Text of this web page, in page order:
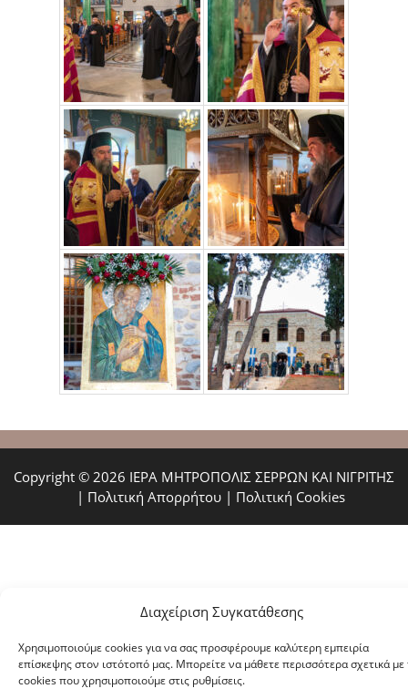
Διαχείριση Συγκατάθεσης
Χρησιμοποιούμε cookies για να σας προσφέρουμε καλύτερη εμπειρία
επίσκεψης στον ιστότοπό μας. Μπορείτε να μάθετε περισσότερα σχετικά με
cookies που χρησιμοποιούμε στις ρυθμίσεις.
Copyright © 2026 ΙΕΡΑ ΜΗΤΡΟΠΟΛΙΣ ΣΕΡΡΩΝ ΚΑΙ ΝΙΓΡΙΤΗΣ
| Πολιτική Απορρήτου | Πολιτική Cookies